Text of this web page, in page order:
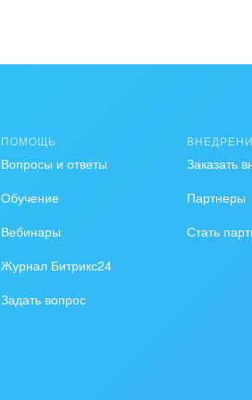
ПОМОЩЬ
Вопросы и ответы
Обучение
Вебинары
Журнал Битрикс24
Задать вопрос
Заказать
Партнеры
Стать